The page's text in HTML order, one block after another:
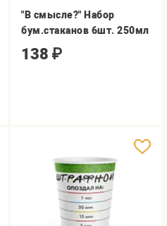
"В смысле?" Набор
бум.стаканов 6шт. 250мл
138 ₽